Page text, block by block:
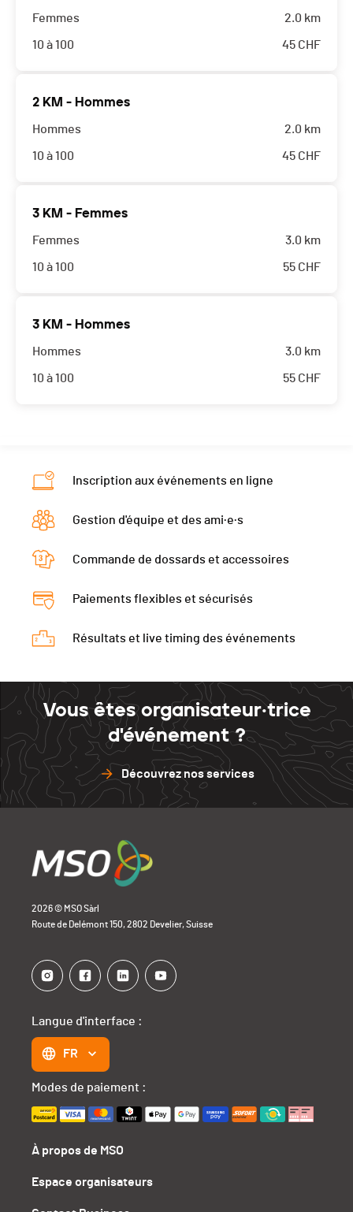
Femmes
10 à 100
2.0 km
45 CHF
2 KM - Hommes
Hommes
10 à 100
2.0 km
45 CHF
3 KM - Femmes
Femmes
10 à 100
3.0 km
55 CHF
3 KM - Hommes
Hommes
10 à 100
3.0 km
55 CHF
Inscription aux événements en ligne
Gestion d'équipe et des ami·e·s
Commande de dossards et accessoires
Paiements flexibles et sécurisés
Résultats et live timing des événements
Vous êtes organisateur·trice
d'événement ?
Découvrez nos services
2026 © MSO Sàrl
Route de Delémont 150, 2802 Develier, Suisse
À propos de MSO
Espace organisateurs
Langue d'interface :
FR
Modes de paiement :